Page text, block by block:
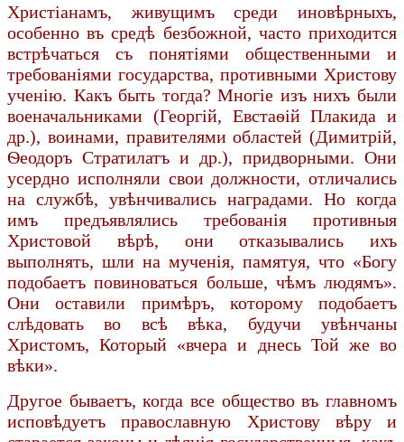
Христіанамъ, живущимъ среди иновѣрныхъ,
особенно въ средѣ безбожной, часто приходится
встрѣчаться съ понятіями общественными и
требованіями государства, противными Христову
ученію. Какъ быть тогда? Многіе изъ нихъ были
военачальниками (Георгій, Евстаѳій Плакида и
др.), воинами, правителями областей (Димитрій,
Ѳеодоръ Стратилатъ и др.), придворными. Они
усердно исполняли свои должности, отличались
на службѣ, увѣнчивались наградами. Но когда
имъ предъявлялись требованія противныя
Христовой вѣрѣ, они отказывались ихъ
выполнять, шли на мученія, памятуя, что «Богу
подобаетъ повиноваться больше, чѣмъ людямъ».
Они оставили примѣръ, которому подобаетъ
слѣдовать во всѣ вѣка, будучи увѣнчаны
Христомъ, Который «вчера и днесь Той же во
вѣки».
Другое бываетъ, когда все общество въ главномъ
исповѣдуетъ православную Христову вѣру и